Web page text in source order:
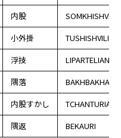
内股
SOMKHISHVILI
小外掛
TUSHISHVILI
浮技
LIPARTELIANI
隅落
内股すかし
TCHANTURIA
隅返 BEKAURI